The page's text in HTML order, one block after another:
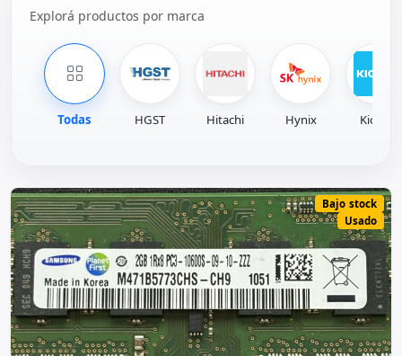
Bajo stock
Usado
M471B5773CHS-CH9 OEM SAMSUNG
RAM 2GB 1RX8 PC3-1060...
Samsung